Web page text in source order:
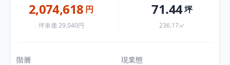
2,074,618 円
坪単価 29,040円
71.44坪
236.17㎡
階層 現業態